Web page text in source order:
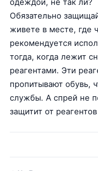
одеждой, не так ли?
Обязательно
живете в месте, где
рекомендуется
тогда, когда лежит
реагентами. Эти
пропитывают обувь,
службы. А спрей не
защитит от